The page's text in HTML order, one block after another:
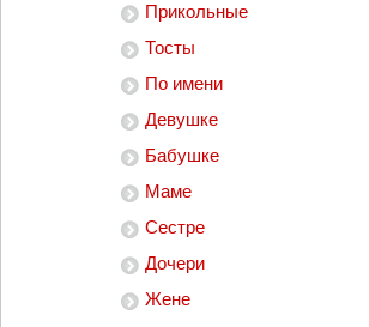
Прикольные
Тосты
По имени
Девушке
Бабушке
Маме
Сестре
Дочери
Жене